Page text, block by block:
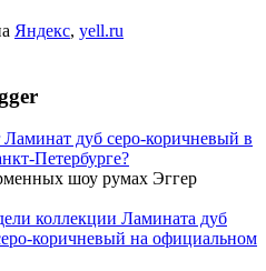
Яндекс, yell.ru
дуб серо-коричневый в
Петербурге?
шоу румах Эггер
коллекции Ламината дуб
коричневый на официальном